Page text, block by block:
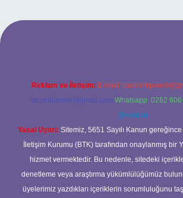
bahis sitesi
Reklam ve İletişim: E-mail:
forumhizmeti@gmail.com Whatsapp: 0262 606
@karabul
Yasal Uyarı: Sitemiz, 5651 Sayılı Kanun
İletişim Kurumu (BTK) tarafından onaylanmış bir
hizmet vermektedir. Bu nedenle, sitedeki
denetleme veya araştırma yükümlülüğümüz
üyelerimiz yazdıkları içeriklerin sorumluluğunu